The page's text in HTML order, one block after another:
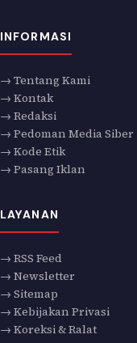
INFORMASI
→ Tentang Kami
→ Kontak
→ Redaksi
→ Pedoman Media Siber
→ Kode Etik
→ Pasang Iklan
LAYANAN
→ RSS Feed
→ Newsletter
→ Sitemap
→ Kebijakan Privasi
→ Koreksi & Ralat